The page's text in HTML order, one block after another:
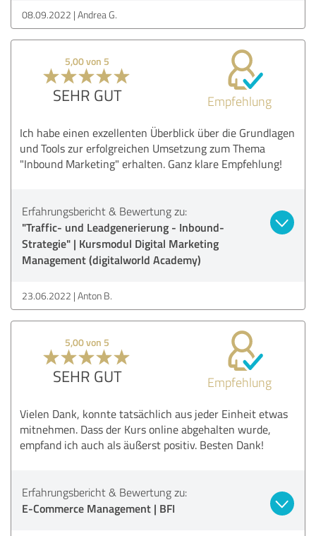
08.09.2022 Andrea G.
5,00 von 5
SEHR GUT Empfehlung
Ich habe einen exzellenten Überblick über die Grundlagen
und Tools zur erfolgreichen Umsetzung zum Thema
"Inbound Marketing" erhalten. Ganz klare Empfehlung!
Erfahrungsbericht & Bewertung zu:
"Traffic- und Leadgenerierung - Inbound-
Strategie" | Kursmodul Digital Marketing
Management (digitalworld Academy)
23.06.2022 Anton B.
5,00 von 5
SEHR GUT Empfehlung
Vielen Dank, konnte tatsächlich aus jeder Einheit etwas
mitnehmen. Dass der Kurs online abgehalten wurde,
empfand ich auch als äußerst positiv. Besten Dank!
Erfahrungsbericht & Bewertung zu:
E-Commerce Management | BFI